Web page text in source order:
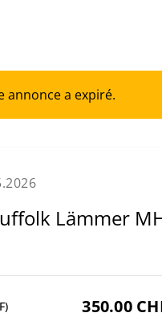
annonce a expiré.
Lämmer
350.00